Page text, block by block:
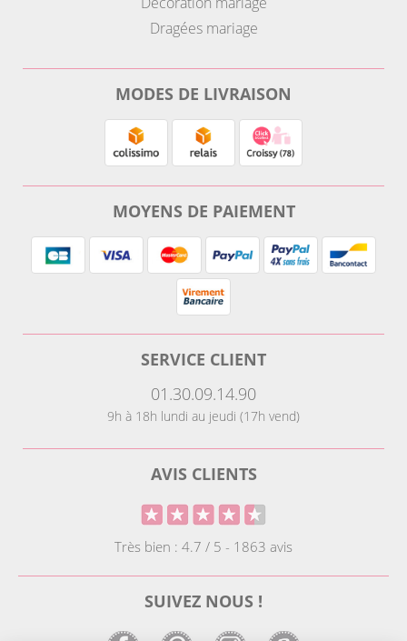
Dragées mariage
MODES DE LIVRAISON
MOYENS DE PAIEMENT
SERVICE CLIENT
01.30.09.14.90
9h à 18h lundi au jeudi (17h vend)
AVIS CLIENTS
Très bien : 4.7 / 5 - 1863 avis
SUIVEZ NOUS !